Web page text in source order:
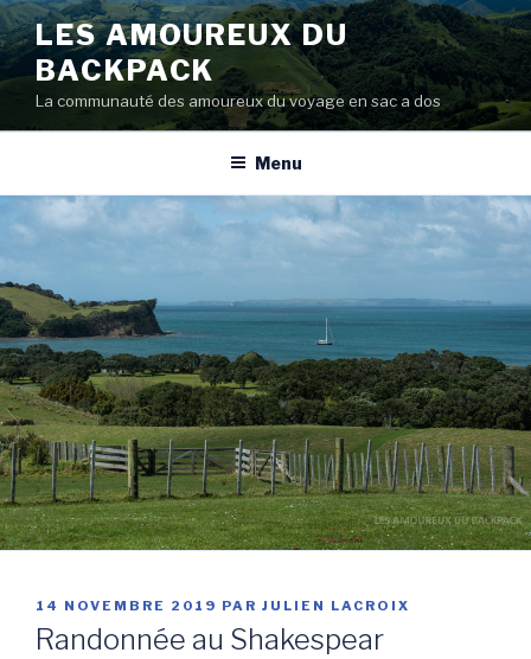
Aller
au
contenu
principal
LES AMOUREUX DU
BACKPACK
La communauté des amoureux du voyage en sac a dos
Menu
PUBLIÉ
LE
14 NOVEMBRE 2019 PAR JULIEN LACROIX
Randonnée au Shakespear